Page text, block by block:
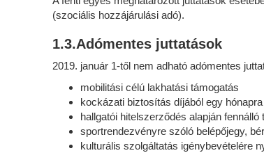
(szociális hozzájárulási adó).
1.3.Adómentes juttatások
2019. január 1-től nem adható adómentes
mobilitási célú lakhatási támogatás
kockázati biztosítás díjából egy
hallgatói hitelszerződés alapján
sportrendezvényre szóló belépőjegy,
kulturális szolgáltatás igénybevételére